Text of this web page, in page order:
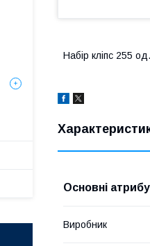
Набір кліпс 255
Основні
Виробник